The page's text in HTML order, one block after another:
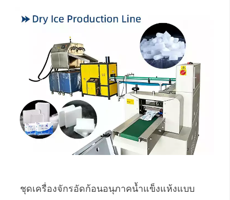
ชุดเครื่องจักรอัดก้อนอนุภาคน้ำแข็งแห้งแบบ